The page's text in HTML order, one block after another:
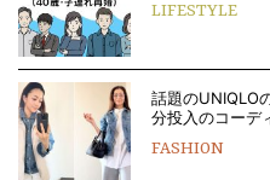
LIFESTYLE
話題のUNIQLO
分投入のコーデ
FASHION